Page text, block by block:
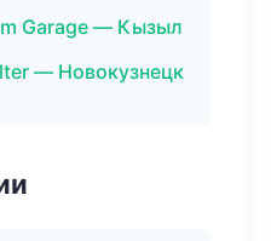
Garage — Кызыл
— Новокузнецк